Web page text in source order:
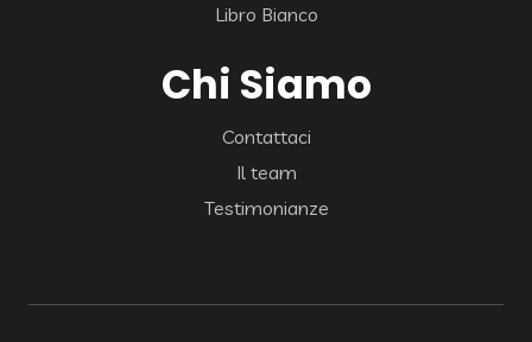
Libro Bianco
Chi Siamo
Contattaci
Il team
Testimonianze